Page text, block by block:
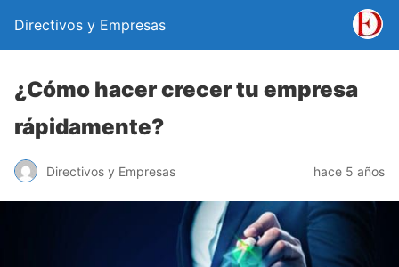
Directivos y Empresas
¿Cómo hacer crecer tu empresa
rápidamente?
Directivos y Empresas hace 5 años